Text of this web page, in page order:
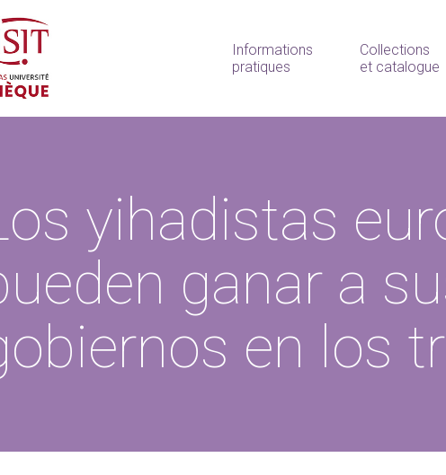
Informations
pratiques
Collections
et catalogue
yihadistas
ganar a
en los